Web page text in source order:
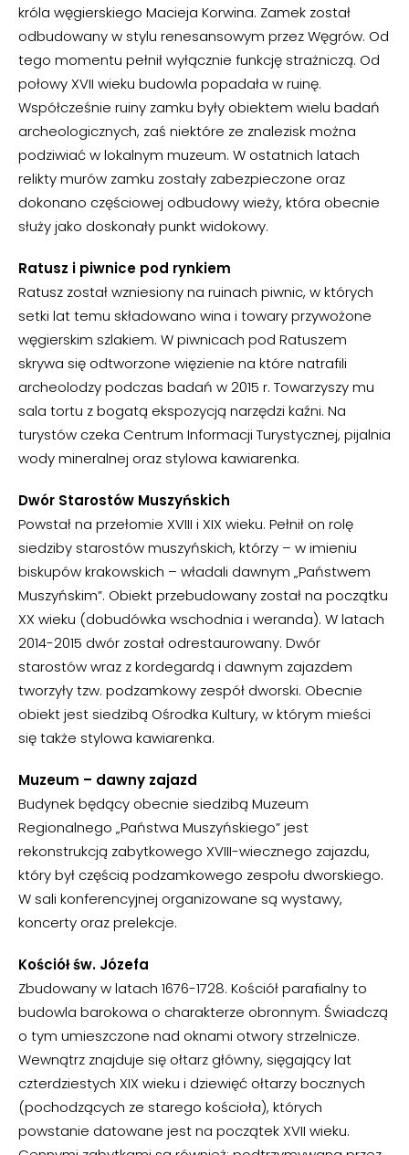
króla węgierskiego Macieja Korwina. Zamek został
odbudowany w stylu renesansowym przez Węgrów. Od
tego momentu pełnił wyłącznie funkcję strażniczą. Od
połowy XVII wieku budowla popadała w ruinę.
Współcześnie ruiny zamku były obiektem wielu badań
archeologicznych, zaś niektóre ze znalezisk można
podziwiać w lokalnym muzeum. W ostatnich latach
relikty murów zamku zostały zabezpieczone oraz
dokonano częściowej odbudowy wieży, która obecnie
służy jako doskonały punkt widokowy.
Ratusz i piwnice pod rynkiem
Ratusz został wzniesiony na ruinach piwnic, w których
setki lat temu składowano wina i towary przywożone
węgierskim szlakiem. W piwnicach pod Ratuszem
skrywa się odtworzone więzienie na które natrafili
archeolodzy podczas badań w 2015 r. Towarzyszy mu
sala tortu z bogatą ekspozycją narzędzi kaźni. Na
turystów czeka Centrum Informacji Turystycznej, pijalnia
wody mineralnej oraz stylowa kawiarenka.
Dwór Starostów Muszyńskich
Powstał na przełomie XVIII i XIX wieku. Pełnił on rolę
siedziby starostów muszyńskich, którzy – w imieniu
biskupów krakowskich – władali dawnym „Państwem
Muszyńskim”. Obiekt przebudowany został na początku
XX wieku (dobudówka wschodnia i weranda). W latach
2014-2015 dwór został odrestaurowany. Dwór
starostów wraz z kordegardą i dawnym zajazdem
tworzyły tzw. podzamkowy zespół dworski. Obecnie
obiekt jest siedzibą Ośrodka Kultury, w którym mieści
się także stylowa kawiarenka.
Muzeum – dawny zajazd
Budynek będący obecnie siedzibą Muzeum
Regionalnego „Państwa Muszyńskiego” jest
rekonstrukcją zabytkowego XVIII-wiecznego zajazdu,
który był częścią podzamkowego zespołu dworskiego.
W sali konferencyjnej organizowane są wystawy,
koncerty oraz prelekcje.
Kościół św. Józefa
Zbudowany w latach 1676-1728. Kościół parafialny to
budowla barokowa o charakterze obronnym. Świadczą
o tym umieszczone nad oknami otwory strzelnicze.
Wewnątrz znajduje się ołtarz główny, sięgający lat
czterdziestych XIX wieku i dziewięć ołtarzy bocznych
(pochodzących ze starego kościoła), których
powstanie datowane jest na początek XVII wieku.